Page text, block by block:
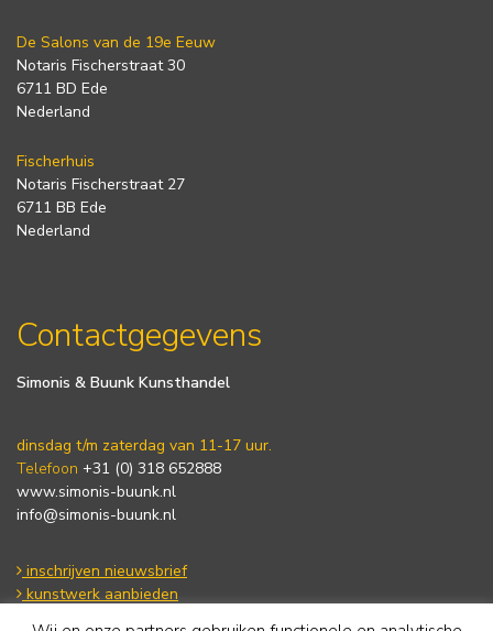
De Salons van de 19e Eeuw
Notaris Fischerstraat 30
6711 BD Ede
Nederland
Fischerhuis
Notaris Fischerstraat 27
6711 BB Ede
Nederland
Contactgegevens
Simonis & Buunk Kunsthandel
dinsdag t/m zaterdag van 11-17 uur.
Telefoon +31 (0) 318 652888
www.simonis-buunk.nl
info@simonis-buunk.nl
inschrijven nieuwsbrief
kunstwerk aanbieden